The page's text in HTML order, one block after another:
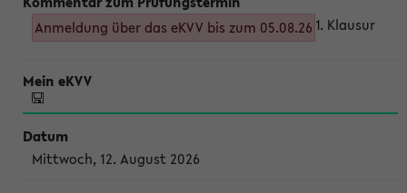
Anmeldung über das eKVV bis zum 05.08.26 1. Klausur
Mittwoch, 12. August 2026